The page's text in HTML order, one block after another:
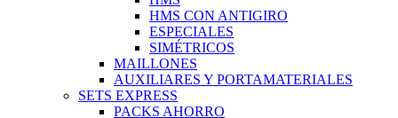
HMS CON ANTIGIRO
ESPECIALES
SIMÉTRICOS
MAILLONES
AUXILIARES Y PORTAMATERIALES
SETS EXPRESS
PACKS AHORRO